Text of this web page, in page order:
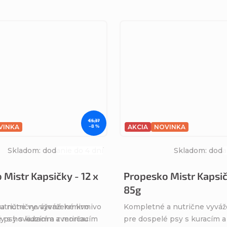
vyvážené krmivo
s hovädzím a zverinou
€5,37
–8 %
Mistr Kapsičky - 12 x
produktu
5,0
z
Skladom: dodanie do 4 dní
nutrične vyvážené krmivo
psy s kuracím a morčacím
AKCIA NOVINKA
Propesko Mistr
85g
Skladom:
Kompletné a nutrične
pre dospelé psy s kuracím